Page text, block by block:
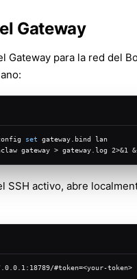
Gateway
Gateway para la red del
set gateway.bind lan
gateway > gateway.log 2>&1 &
SSH activo, abre
#token=<your-token>